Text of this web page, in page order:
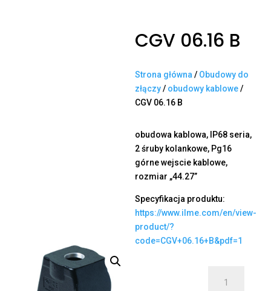
CGV 06.16 B
Strona główna / Obudowy do
złączy/ obudowy kablowe/
CGV 06.16 B
obudowa kablowa, IP68 seria,
2 śruby kolankowe, Pg16
górne wejscie kablowe,
rozmiar „44.27”
Specyfikacja produktu:
https://www.ilme.com/en/view-
product/?
code=CGV+06.16+B&pdf=1